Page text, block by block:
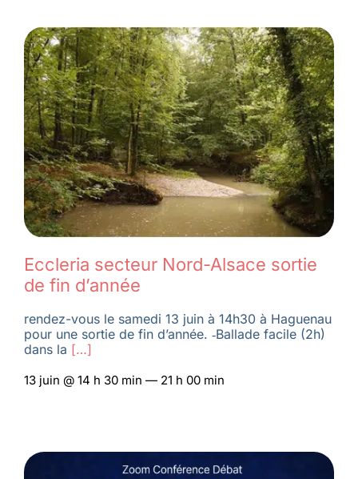
Eccleria secteur Nord-Alsace sortie
de fin d’année
rendez-vous le samedi 13 juin à 14h30 à Haguenau
pour une sortie de fin d’année. ‑Ballade facile (2h)
dans la […]
13 juin @ 14 h 30 min — 21 h 00 min